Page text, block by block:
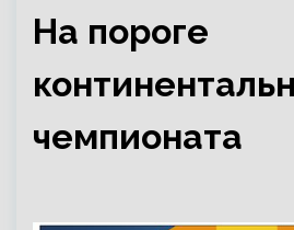
На пороге
чемпионата